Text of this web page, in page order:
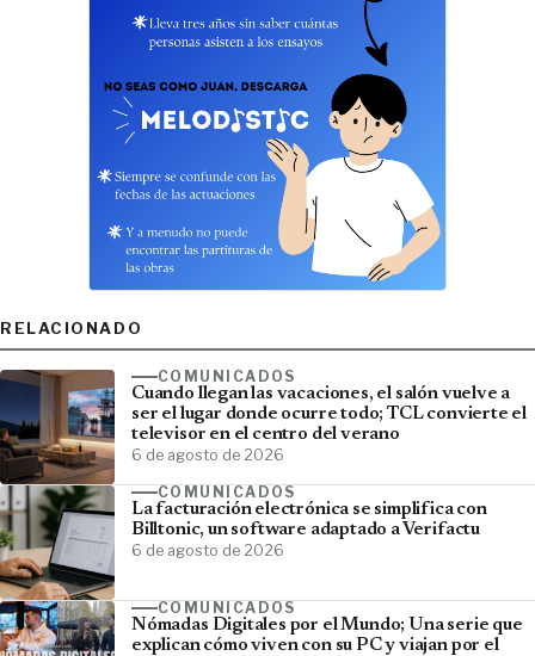
RELACIONADO
COMUNICADOS
Cuando llegan las vacaciones, el salón vuelve a
ser el lugar donde ocurre todo; TCL convierte el
televisor en el centro del verano
6 de agosto de 2026
COMUNICADOS
La facturación electrónica se simplifica con
Billtonic, un software adaptado a Verifactu
6 de agosto de 2026
COMUNICADOS
Nómadas Digitales por el Mundo; Una serie que
explican cómo viven con su PC y viajan por el